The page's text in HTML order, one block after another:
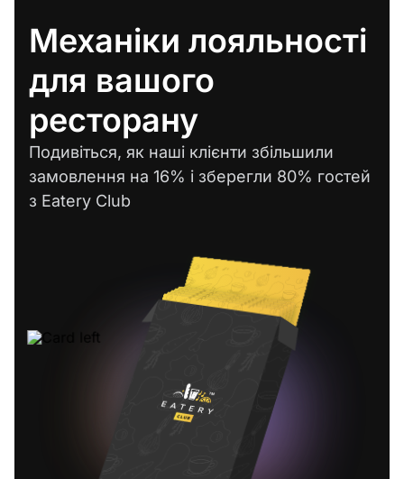
Механіки лояльності
для вашого
ресторану
Подивіться, як наші клієнти збільшили
замовлення на 16% і зберегли 80% гостей
з Eatery Club
Витягти нову карту
Назад